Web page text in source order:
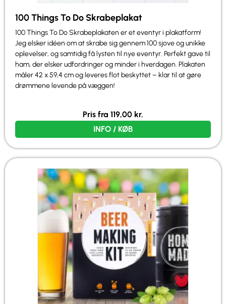
100 Things To Do Skrabeplakat
100 Things To Do Skrabeplakaten er et eventyr i plakatform!
Jeg elsker idéen om at skrabe sig gennem 100 sjove og unikke
oplevelser, og samtidig få lysten til nye eventyr. Perfekt gave til
ham, der elsker udfordringer og minder i hverdagen. Plakaten
måler 42 x 59,4 cm og leveres flot beskyttet – klar til at gøre
drømmene levende på væggen!
Pris fra 119,00 kr.
INFO / KØB